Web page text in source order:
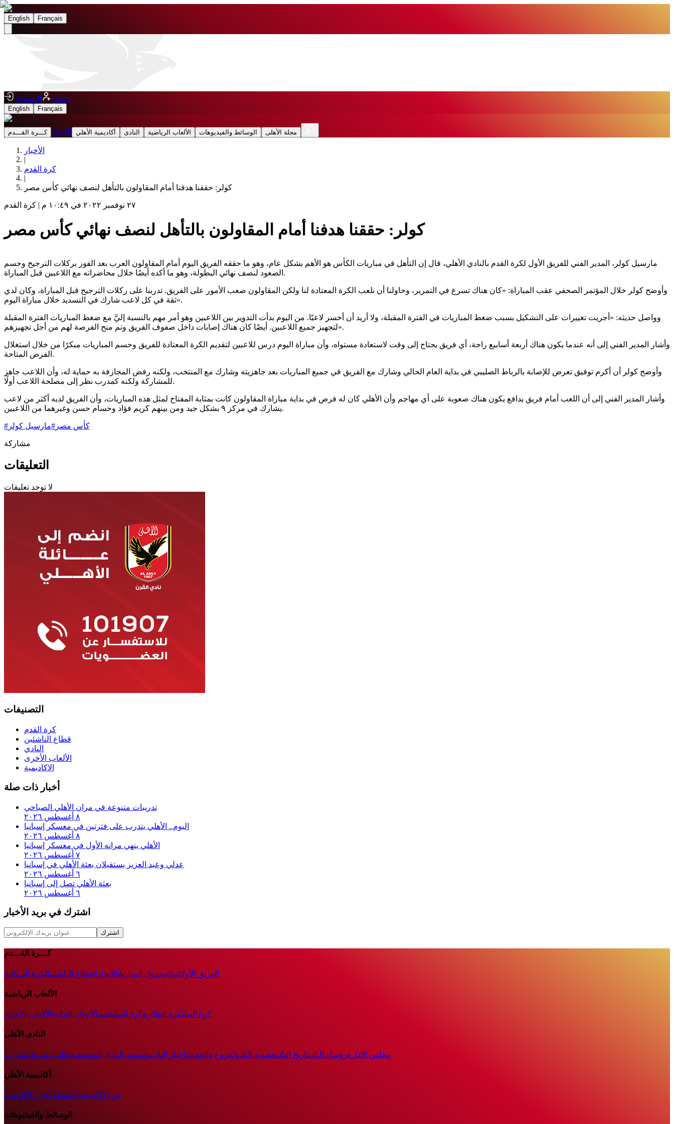
English Français
دخول التسجيل
English Français
كـــرة القـــدم الأخبار أكاديمية الأهلي النادى الألعاب الرياضية الوسائط والفيديوهات مجلة الأهلى
الأخبار
|
كرة القدم
|
كولر: حققنا هدفنا أمام المقاولون بالتأهل لنصف نهائي كأس مصر
٢٧ نوفمبر ٢٠٢٢ في ١٠:٤٩ م | كرة القدم
كولر: حققنا هدفنا أمام المقاولون بالتأهل لنصف نهائي كأس مصر
مارسيل كولر، المدير الفني للفريق الأول لكرة القدم بالنادي الأهلي، قال إن التأهل في مباريات الكأس هو الأهم بشكل عام، وهو ما حققه الفريق اليوم أمام المقاولون العرب بعد الفوز بركلات الترجيح وحسم
الصعود لنصف نهائي البطولة، وهو ما أكده أيضًا خلال محاضراته مع اللاعبين قبل المباراة.
وأوضح كولر خلال المؤتمر الصحفي عقب المباراة: «كان هناك تسرع في التمرير، وحاولنا أن نلعب الكرة المعتادة لنا ولكن المقاولون صعب الأمور على الفريق. تدربنا على ركلات الترجيح قبل المباراة، وكان لدي
ثقة في كل لاعب شارك في التسديد خلال مباراة اليوم».
وواصل حديثه: «أجريت تغييرات على التشكيل بسبب ضغط المباريات في الفترة المقبلة، ولا أريد أن أخسر لاعبًا. من اليوم بدأت التدوير بين اللاعبين وهو أمر مهم بالنسبة إليَّ مع ضغط المباريات الفترة المقبلة
لتجهيز جميع اللاعبين. أيضًا كان هناك إصابات داخل صفوف الفريق وتم منح الفرصة لهم من أجل تجهيزهم».
وأشار المدير الفني إلى أنه عندما يكون هناك أربعة أسابيع راحة، أي فريق يحتاج إلى وقت لاستعادة مستواه، وأن مباراة اليوم درس للاعبين لتقديم الكرة المعتادة للفريق وحسم المباريات مبكرًا من خلال استغلال
الفرص المتاحة.
وأوضح كولر أن أكرم توفيق تعرض للإصابة بالرباط الصليبي في بداية العام الحالي وشارك مع الفريق في جميع المباريات بعد جاهزيته وشارك مع المنتخب، ولكنه رفض المجازفة به حماية له، وأن اللاعب جاهز
للمشاركة ولكنه كمدرب نظر إلى مصلحة اللاعب أولًا.
وأشار المدير الفني إلى أن اللعب أمام فريق يدافع يكون هناك صعوبة على أي مهاجم وأن الأهلي كان له فرص في بداية مباراة المقاولون كانت بمثابة المفتاح لمثل هذه المباريات، وأن الفريق لديه أكثر من لاعب
يشارك في مركز ٩ بشكل جيد ومن بينهم كريم فؤاد وحسام حسن وغيرهما من اللاعبين.
# كأس مصر #مارسيل كولر
مشاركة
التعليقات
لا توجد تعليقات
التصنيفات
كرة القدم
قطاع الناشئين
النادي
الألعاب الأخرى
الاكاديمية
أخبار ذات صلة
تدريبات متنوعة في مران الأهلي الصباحي
٨ أغسطس ٢٠٢٦
اليوم.. الأهلي يتدرب على فترتين في معسكر إسبانيا
٨ أغسطس ٢٠٢٦
الأهلي ينهي مرانه الأول في معسكر إسبانيا
٧ أغسطس ٢٠٢٦
عدلي وعبد العزيز يستقبلان بعثة الأهلي في إسبانيا
٦ أغسطس ٢٠٢٦
بعثة الأهلي تصل إلى إسبانيا
٦ أغسطس ٢٠٢٦
اشترك في بريد الأخبار
اشترك
كـــرة القـــدم
الفريق الأولالنتائججدول المبارياتالإنجازاتقطاع الناشئينالكرة النسائية
الألعاب الرياضية
كرة اليد الكرة الطائرةكرة السلةتنسالألعاب المائية الألعاب الأخرى
النادى الأهلى
مجلس الإدارةرؤساء النادىتاريخ النادىعضوية النادىالفروع والخدماتأخبار الناديمؤسسة النادي المجتمعيةطلب تصريحاتصل بنا
أكاديمية الأهلي
عن الأكاديمية الأنشطة أخبار الأكاديمية
الوسائط والفيديوهات